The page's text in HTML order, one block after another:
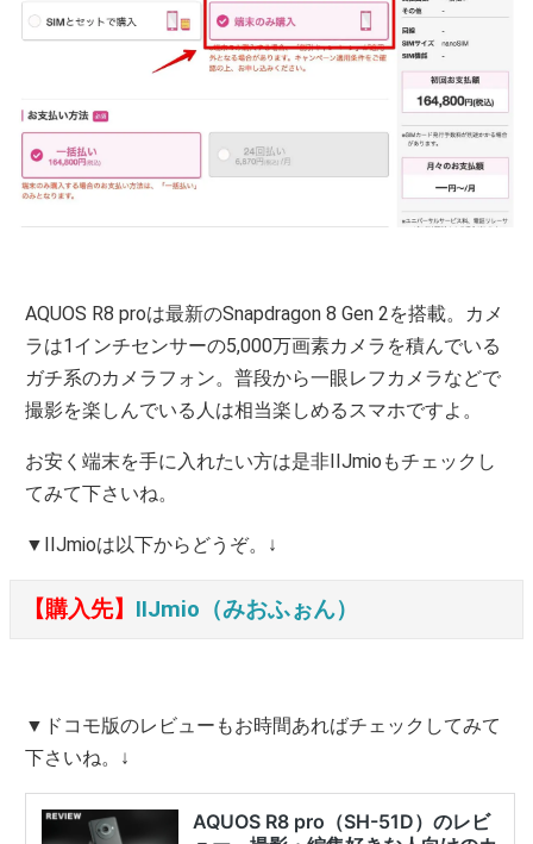
AQUOS R8 proは最新のSnapdragon 8 Gen 2を搭載。カメ
ラは1インチセンサーの5,000万画素カメラを積んでいる
ガチ系のカメラフォン。普段から一眼レフカメラなどで
撮影を楽しんでいる人は相当楽しめるスマホですよ。
お安く端末を手に入れたい方は是非IIJmioもチェックし
てみて下さいね。
▼IIJmioは以下からどうぞ。↓
【購入先】 IIJmio（みおふぉん）
▼ドコモ版のレビューもお時間あればチェックしてみて
下さいね。↓